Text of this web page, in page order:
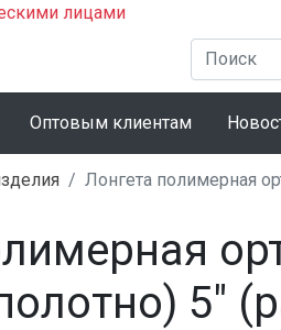
лицами
Оптовым клиентам
Лонгета полимерная
5"